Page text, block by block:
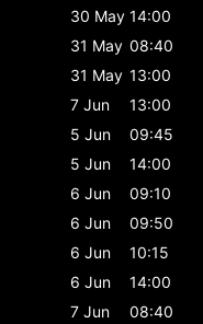
30 May 14:00
31 May 08:40
31 May 13:00
7 Jun
13:00
5 Jun
09:45
5 Jun
14:00
6 Jun
09:10
6 Jun
09:50
6 Jun
10:15
6 Jun
14:00
7 Jun
08:40